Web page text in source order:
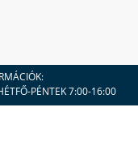
PÉNTEK 7:00-16:00